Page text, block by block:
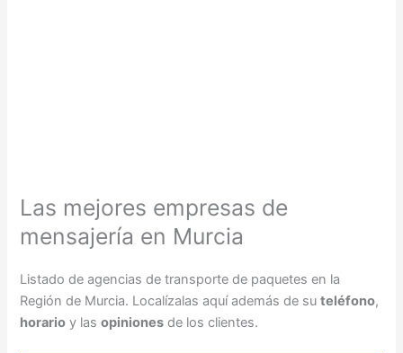
Las mejores empresas de
mensajería en Murcia
Listado de agencias de transporte de paquetes en la
Región de Murcia. Localízalas aquí además de suteléfono,
horario y lasopiniones de los clientes.